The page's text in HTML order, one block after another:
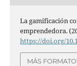
La gamificación
emprendedora.
https://doi.org/
MÁS